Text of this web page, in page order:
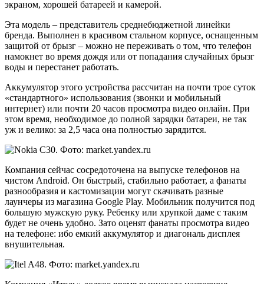
экраном, хорошей батареей и камерой.
Эта модель – представитель среднебюджетной линейки
бренда. Выполнен в красивом стальном корпусе, оснащенным
защитой от брызг – можно не переживать о том, что телефон
намокнет во время дождя или от попадания случайных брызг
воды и перестанет работать.
Аккумулятор этого устройства рассчитан на почти трое суток
«стандартного» использования (звонки и мобильный
интернет) или почти 20 часов просмотра видео онлайн. При
этом время, необходимое до полной зарядки батареи, не так
уж и велико: за 2,5 часа она полностью зарядится.
Компания сейчас сосредоточена на выпуске телефонов на
чистом Android. Он быстрый, стабильно работает, а фанаты
разнообразия и кастомизации могут скачивать разные
лаунчеры из магазина Google Play. Мобильник получится под
большую мужскую руку. Ребенку или хрупкой даме с таким
будет не очень удобно. Зато оценят фанаты просмотра видео
на телефоне: ибо емкий аккумулятор и диагональ дисплея
внушительная.